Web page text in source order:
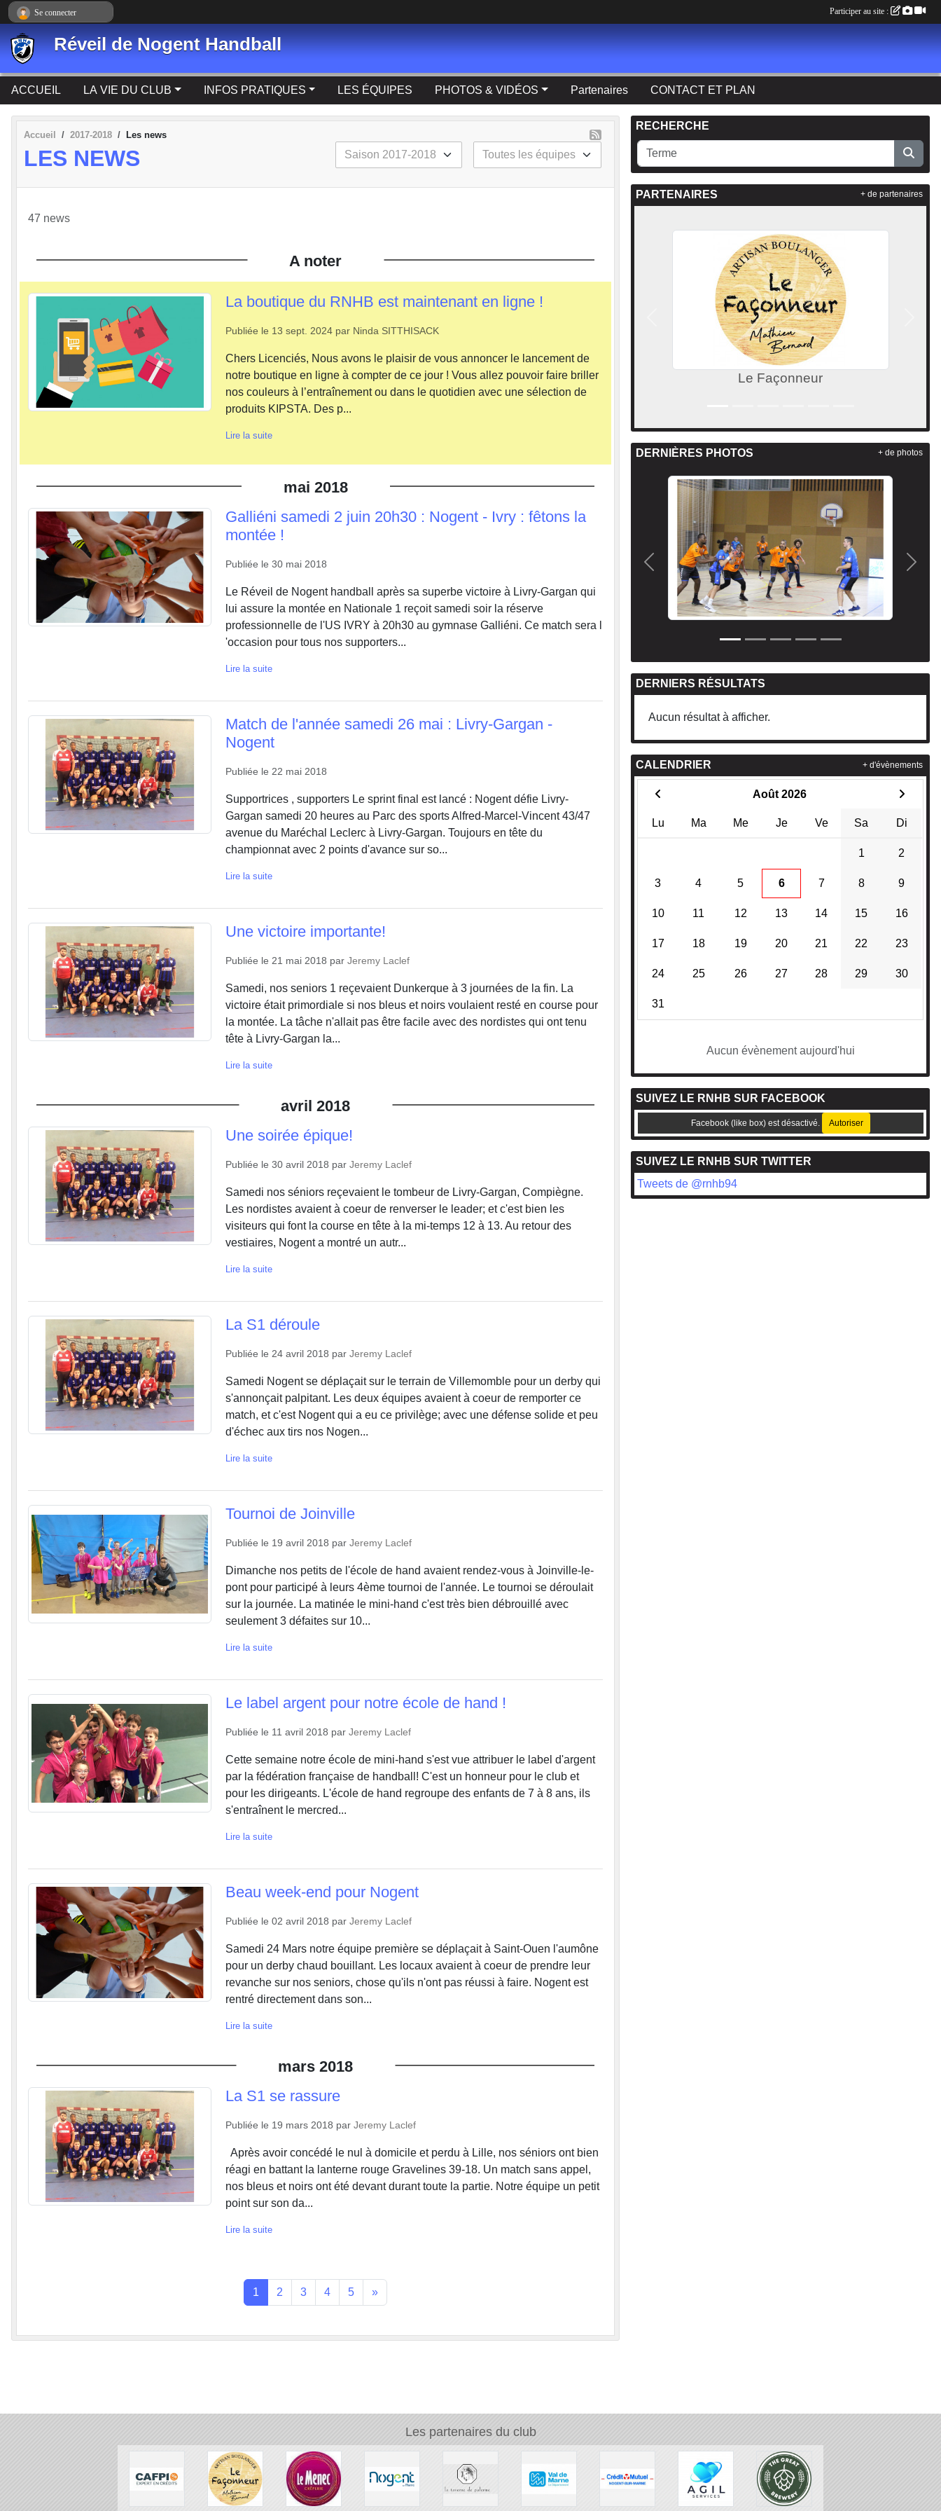
Réveil de Nogent Handball
ACCUEIL LA VIE DU CLUB INFOS PRATIQUES LES ÉQUIPES PHOTOS & VIDÉOS Partenaires CONTACT ET PLAN
Accueil 2017-2018 Les news
LES NEWS
47 news
A noter
La boutique du RNHB est maintenant en ligne !
Publiée le 13 sept. 2024par Ninda SITTHISACK
Chers Licenciés, Nous avons le plaisir de vous annoncer le lancement de
notre boutique en ligne à compter de ce jour ! Vous allez pouvoir faire briller
nos couleurs à l’entraînement ou dans le quotidien avec une sélection de
produits KIPSTA. Des p...
Lire la suite
mai 2018
Galliéni samedi 2 juin 20h30 : Nogent - Ivry : fêtons la
montée !
Publiée le 30 mai 2018
Le Réveil de Nogent handball après sa superbe victoire à Livry-Gargan qui
lui assure la montée en Nationale 1 reçoit samedi soir la réserve
professionnelle de l'US IVRY à 20h30 au gymnase Galliéni. Ce match sera l
'occasion pour tous nos supporters...
Lire la suite
Match de l'année samedi 26 mai : Livry-Gargan -
Nogent
Publiée le 22 mai 2018
Supportrices , supporters Le sprint final est lancé : Nogent défie Livry-
Gargan samedi 20 heures au Parc des sports Alfred-Marcel-Vincent 43/47
avenue du Maréchal Leclerc à Livry-Gargan. Toujours en tête du
championnat avec 2 points d'avance sur so...
Lire la suite
Une victoire importante!
Publiée le 21 mai 2018 par Jeremy Laclef
Samedi, nos seniors 1 reçevaient Dunkerque à 3 journées de la fin. La
victoire était primordiale si nos bleus et noirs voulaient resté en course pour
la montée. La tâche n'allait pas être facile avec des nordistes qui ont tenu
tête à Livry-Gargan la...
Lire la suite
avril 2018
Une soirée épique!
Publiée le 30 avril 2018 par Jeremy Laclef
Samedi nos séniors reçevaient le tombeur de Livry-Gargan, Compiègne.
Les nordistes avaient à coeur de renverser le leader; et c'est bien les
visiteurs qui font la course en tête à la mi-temps 12 à 13. Au retour des
vestiaires, Nogent a montré un autr...
Lire la suite
La S1 déroule
Publiée le 24 avril 2018 par Jeremy Laclef
Samedi Nogent se déplaçait sur le terrain de Villemomble pour un derby qui
s'annonçait palpitant. Les deux équipes avaient à coeur de remporter ce
match, et c'est Nogent qui a eu ce privilège; avec une défense solide et peu
d'échec aux tirs nos Nogen...
Lire la suite
Tournoi de Joinville
Publiée le 19 avril 2018 par Jeremy Laclef
Dimanche nos petits de l'école de hand avaient rendez-vous à Joinville-le-
pont pour participé à leurs 4ème tournoi de l'année. Le tournoi se déroulait
sur la journée. La matinée le mini-hand c'est très bien débrouillé avec
seulement 3 défaites sur 10...
Lire la suite
Le label argent pour notre école de hand !
Publiée le 11 avril 2018 par Jeremy Laclef
Cette semaine notre école de mini-hand s'est vue attribuer le label d'argent
par la fédération française de handball! C'est un honneur pour le club et
pour les dirigeants. L'école de hand regroupe des enfants de 7 à 8 ans, ils
s'entraînent le mercred...
Lire la suite
Beau week-end pour Nogent
Publiée le 02 avril 2018 par Jeremy Laclef
Samedi 24 Mars notre équipe première se déplaçait à Saint-Ouen l'aumône
pour un derby chaud bouillant. Les locaux avaient à coeur de prendre leur
revanche sur nos seniors, chose qu'ils n'ont pas réussi à faire. Nogent est
rentré directement dans son...
Lire la suite
mars 2018
La S1 se rassure
Publiée le 19 mars 2018 par Jeremy Laclef
Après avoir concédé le nul à domicile et perdu à Lille, nos séniors ont bien
réagi en battant la lanterne rouge Gravelines 39-18. Un match sans appel,
nos bleus et noirs ont été devant durant toute la partie. Notre équipe un petit
point sur son da...
Lire la suite
1 2 3 4 5 »
RECHERCHE
PARTENAIRES
Le Façonneur
+ de partenaires
DERNIÈRES PHOTOS
Précedent
+ de photos
DERNIERS RÉSULTATS
Aucun résultat à afficher.
CALENDRIER
Août 2026
Lu Ma Me Je Ve Sa Di
1 2
3 4 5 6 7 8 9
10 11 12 13 14 15 16
17 18 19 20 21 22 23
24 25 26 27 28 29 30
31
Aucun évènement aujourd'hui
+ d'évènements
SUIVEZ LE RNHB SUR FACEBOOK
Facebook (like box) est désactivé. Autoriser
SUIVEZ LE RNHB SUR TWITTER
Tweets de @rnhb94
Les partenaires du club
Se connecter Participer au site :
Panneau de gestion des cookies